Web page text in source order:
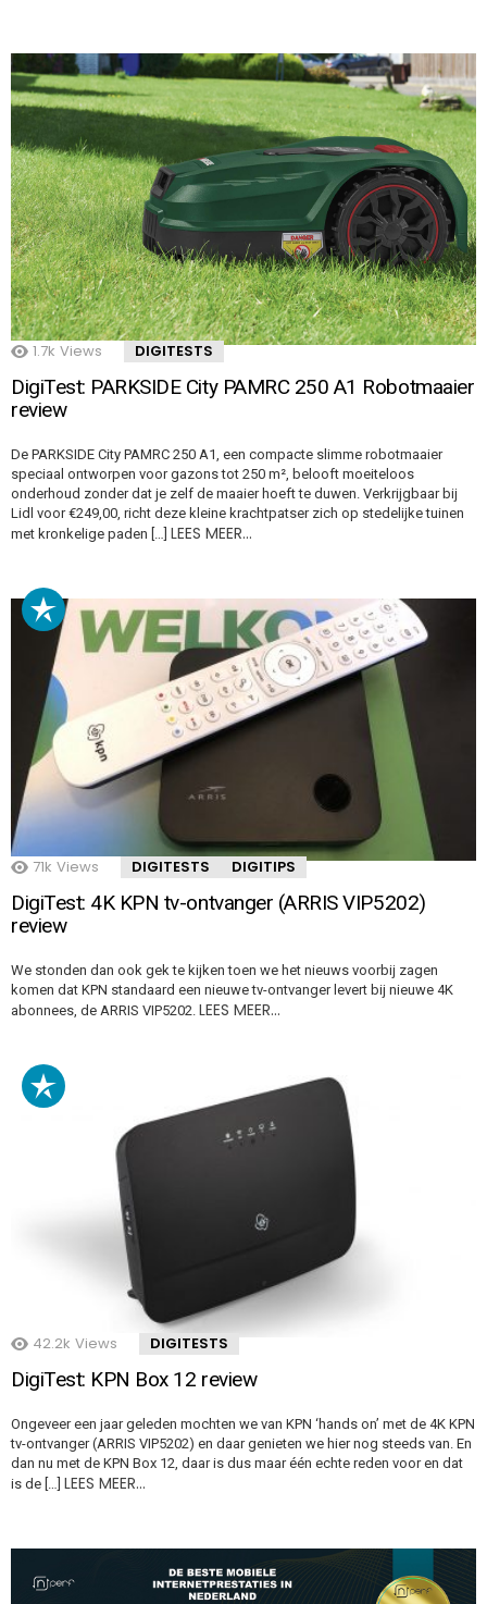
1.7k Views DIGITESTS
DigiTest: PARKSIDE City PAMRC 250 A1 Robotmaaier
review
De PARKSIDE City PAMRC 250 A1, een compacte slimme robotmaaier
speciaal ontworpen voor gazons tot 250 m², belooft moeiteloos
onderhoud zonder dat je zelf de maaier hoeft te duwen. Verkrijgbaar bij
Lidl voor €249,00, richt deze kleine krachtpatser zich op stedelijke tuinen
met kronkelige paden […] LEES MEER…
71k Views DIGITESTS DIGITIPS
DigiTest: 4K KPN tv-ontvanger (ARRIS VIP5202)
review
We stonden dan ook gek te kijken toen we het nieuws voorbij zagen
komen dat KPN standaard een nieuwe tv-ontvanger levert bij nieuwe 4K
abonnees, de ARRIS VIP5202. LEES MEER…
42.2k Views DIGITESTS
DigiTest: KPN Box 12 review
Ongeveer een jaar geleden mochten we van KPN ‘hands on’ met de 4K KPN
tv-ontvanger (ARRIS VIP5202) en daar genieten we hier nog steeds van. En
dan nu met de KPN Box 12, daar is dus maar één echte reden voor en dat
is de […] LEES MEER…